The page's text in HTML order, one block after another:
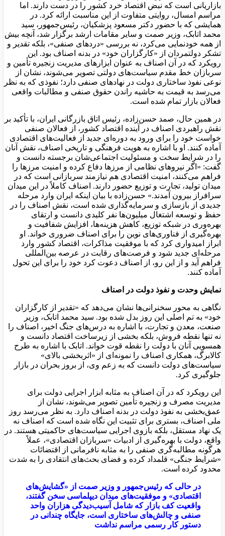
بازاریانی است که نبض اقتصاد خرد کشور را در دست دارند. اما
مراسم امسال، روایتی متفاوت از این مناسبت ارائه کرد. در
همایشی که با حضور دکتر مسعود پزشکیان، رئیس‌جمهور، سید
محمد اتابک، وزیر صمت و سایر مقامات ارشد برگزار شد، آنچه بیش
از همه خودنمایی می‌کرد، نه بررسی «دردهای صنفی»، بلکه تقدیر و
تشکر دولتمردان از «کارگزاران خود» در بدنه اصناف بود. این
رویکرد که در آن اصناف به عنوان ابزارهای مدیریت زنجیره تأمین و
سربازان خط مقدم سیاست‌های دولتی تصویر می‌شوند، نشان از
نوعی نفوذ ساختاری دولت در نهادهای صنفی دارد؛ نفوذی که به نظر
می‌رسد به قیمت به حاشیه راندن حقوق صنفی و مطالبات واقعی
فعالان بازار تمام شده است.
در همین حال، صمد حسن‌زاده، رئیس اتاق بازرگانی ایران، با تأکید بر
نقش راهبردی اصناف در آینده اقتصاد کشور، از فعالان صنفی
خواست خود را برای ورود به دوره‌ای جدید از فعالیت‌های اقتصادی
آماده کنند. او با اشاره به هویت فرهنگی و تاریخی اصناف، نقش آنان
را در شرایط سخت و مسئولیت اجتماعی‌شان برجسته دانست و
گفت: «اگر نیروهای نظامی از مرزها دفاع کرده و امنیت مرزها را
فراهم می‌کنند، امنیت اقتصادی هم نیازمند سربازانی است که در
میدان تولید، تجارت و توزیع حضور دارند. اصناف کاملاً در این میدان
سرافراز بیرون آمدند.» حسن‌زاده با بیان اینکه ایران وارد مرحله
جدیدی از بازسازی و سرمایه‌گذاری شده است، نقش اصناف را در
حفظ و توسعه اشتغال میلیون‌ها نفر کلیدی دانست و ارتقای
بهره‌وری در شبکه توزیع، کاهش هزینه‌ها، افزایش شفافیت و
بهره‌گیری از فناوری‌های نوین را برای اصناف ضروری خواند. او
ابراز امیدواری کرد که با موفقیت مذاکرات، اقتصاد کشور وارد
مرحله‌ای جدید شود و فرصت‌های رقابت در عرصه بین‌المللی
فراهم آید و از این رو، از اصناف دعوت کرد خود را برای این تحول
آماده کنند.
نمایش وحدت و نفوذ دولت در اصناف
نگاهی به محور سخنرانی‌ها نشان می‌دهد که «تقدیر از کارگزاران
خود» به تم اصلی این روز بدل شده بود. سید محمد اتابک، وزیر
صنعت، معدن و تجارت، با اشاره به درس‌های جنگ اخیر، اصناف را
نه تنها نقطه فروش، بلکه بخشی از زیرساخت اقتصاد دانست و
همسویی آنان با دولت را نقطه قوت خواند. اتابک با اشاره به طرح
کالابرگ، همکاری اصناف را نمونه‌ای از «اثربخشی بالای»
سیاست‌های دولت دانست که به زعم وی، از بروز بحران در بازار
جلوگیری کرد.
این رویکرد که در آن اصناف به مثابه ابزار اجرایی دولت برای
مدیریت مصرف و زنجیره تأمین تصویر می‌شوند، نشان از
عمق‌بخشی به نفوذ دولت در بدنه اصناف دارد. به نظر می‌رسد روز
ملی اصناف، بستری برای تثبیت این نگاه شده است که اصناف نه
یک نهاد مستقل، بلکه بازوی اجرایی سیاست‌های حاکمیتی هستند. در
واقع، دولت با بهره‌گیری از ادبیات «سربازان اقتصادی»، عملاً
هرگونه مطالبه‌گری صنفی را به مثابه نافرمانی از اقتضائات
«شرایط جنگی» قلمداد کرده و فضای بحث‌های انتقادی را به شدت
محدود کرده است.
در حالی که رئیس‌جمهور و وزیر صمت از «گشایش‌های
اقتصادی» و موفقیت‌های میدان دیپلماسی سخن گفتند،
واقعیت کف بازار که شامل آسیب‌دیدگی هزاران واحد
صنفی و چالش‌های ساختاری است، جایگاه چندانی در
دستور کار رسمی مراسم نداشت